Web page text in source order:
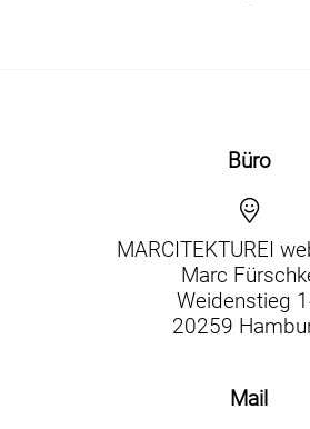
Büro
MARCITEKTUREI
Marc
Weidenstieg
20259
Mail